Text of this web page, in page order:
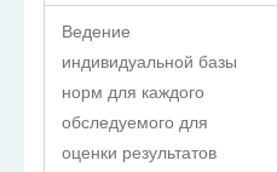
Ведение
индивидуальной базы
норм для каждого
обследуемого для
оценки результатов